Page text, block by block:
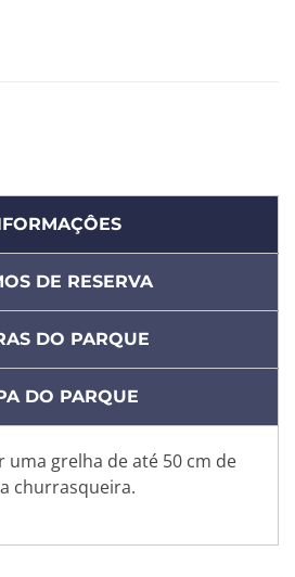
DE RESERVA
DO PARQUE
DO PARQUE
uma grelha de até 50 cm de
churrasqueira.